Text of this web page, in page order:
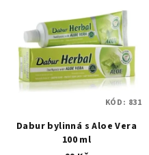
Dabur bylinná s Aloe Vera
100 ml
KÓD: 831